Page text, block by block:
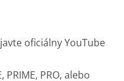
oficiálny YouTube
PRO, alebo